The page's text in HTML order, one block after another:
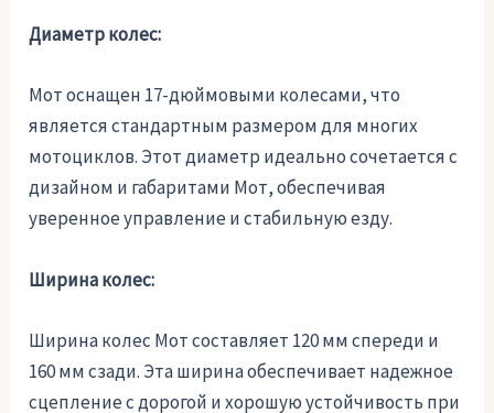
Диаметр колес:
Мот оснащен 17-дюймовыми колесами, что
является стандартным размером для многих
мотоциклов. Этот диаметр идеально сочетается с
дизайном и габаритами Мот, обеспечивая
уверенное управление и стабильную езду.
Ширина колес:
Ширина колес Мот составляет 120 мм спереди и
160 мм сзади. Эта ширина обеспечивает надежное
сцепление с дорогой и хорошую устойчивость при